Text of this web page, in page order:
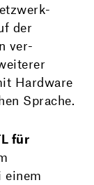
der
ver­
Hardware
Sprache.
für
einem